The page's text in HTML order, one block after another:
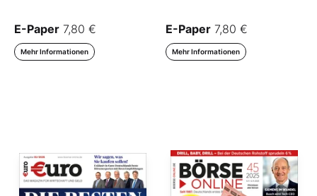
E-Paper 7,80 €
Mehr Informationen
E-Paper 7,80 €
Mehr Informationen